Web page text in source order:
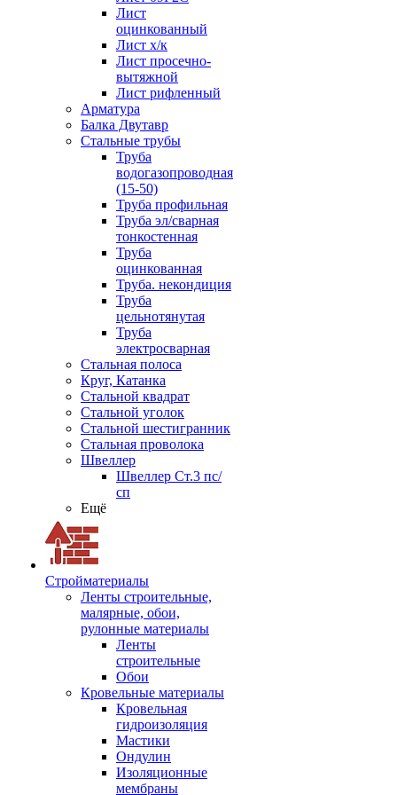
Лист
оцинкованный
Лист х/к
Лист просечно-
вытяжной
Лист рифленный
Арматура
Балка Двутавр
Стальные трубы
Труба
водогазопроводная
(15-50)
Труба профильная
Труба эл/сварная
тонкостенная
Труба
оцинкованная
Труба. некондиция
Труба
цельнотянутая
Труба
электросварная
Стальная полоса
Круг, Катанка
Стальной квадрат
Стальной уголок
Стальной шестигранник
Стальная проволока
Швеллер
Швеллер Ст.3 пс/
сп
Ещё
Стройматериалы
Ленты строительные,
малярные, обои,
рулонные материалы
Ленты
строительные
Обои
Кровельные материалы
Кровельная
гидроизоляция
Мастики
Ондулин
Изоляционные
мембраны